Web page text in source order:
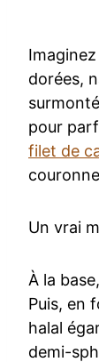
dorées,
pour
filet de
Un vrai
À la
Puis, en
halal
demi-